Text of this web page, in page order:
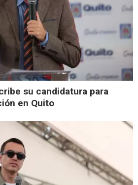
su candidatura para
en Quito